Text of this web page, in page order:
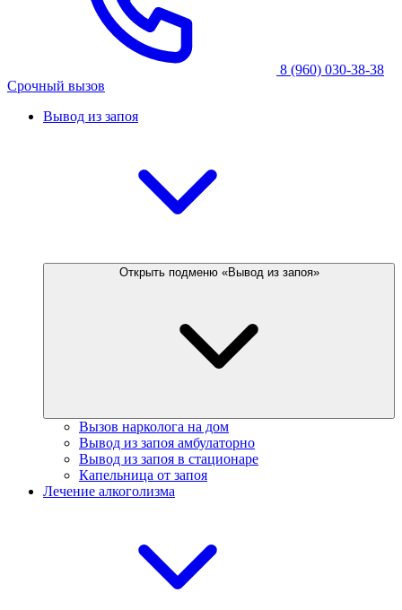
8 (960) 030-38-38
Срочный вызов
Вывод из запоя
Открыть подменю «Вывод из запоя»
Вызов нарколога на дом
Вывод из запоя амбулаторно
Вывод из запоя в стационаре
Капельница от запоя
Лечение алкоголизма